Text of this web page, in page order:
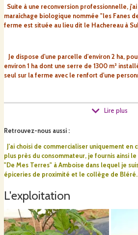
Suite à une reconversion professionnelle,
maraîchage biologique nommée "les Fanes
ferme est située au lieu dit le Hachereau à
Je dispose d'une parcelle d'environ 2 ha,
environ 1 ha dont une serre de 1300 m²
seul sur la ferme avec le renfort d'une
Je produis des légumes de saison, cultivés au
Je propose une vente directe aux
ligne et retrait à la ferme.
Lire plus
Retrouvez-nous aussi :
J'ai choisi de commercialiser uniquement en
plus près du consommateur, je fournis ainsi
"De Mes Terres" à Amboise dans lequel je
épiceries de proximité et le collège de Bléré.
L'exploitation